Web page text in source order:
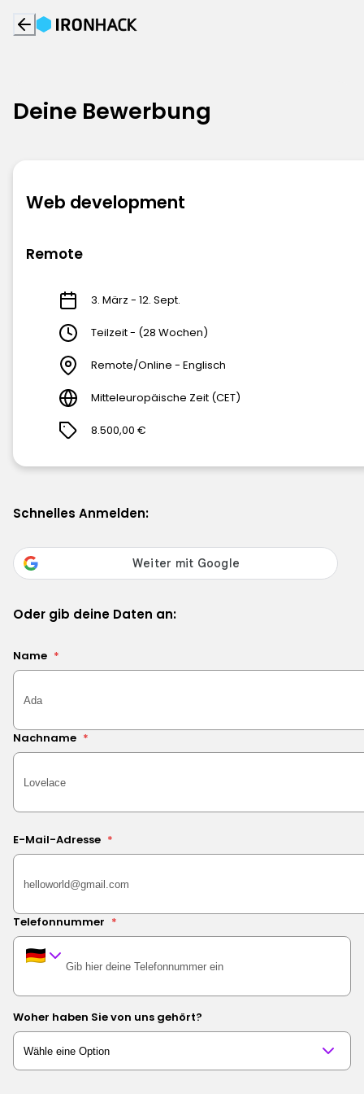
Deine Bewerbung
Web development
Remote
3. März - 12. Sept.
Teilzeit - (28 Wochen)
Remote/Online - Englisch
Mitteleuropäische Zeit (CET)
8.500,00 €
Schnelles Anmelden:
Oder gib deine Daten an:
Name *
Nachname *
E-Mail-Adresse *
Telefonnummer *
Woher haben Sie von uns gehört?